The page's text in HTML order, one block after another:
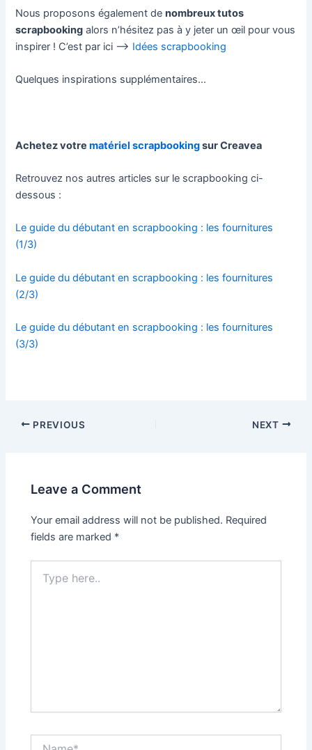
Nous proposons également denombreux tutos
scrapbooking alors n’hésitez pas à y jeter un œil pour vous
inspirer ! C’est par ici –> Idées scrapbooking
Quelques inspirations supplémentaires…
Achetez votrematériel scrapbookingsur Creavea
Retrouvez nos autres articles sur le scrapbooking ci-
dessous :
Le guide du débutant en scrapbooking : les fournitures
(1/3)
Le guide du débutant en scrapbooking : les fournitures
(2/3)
Le guide du débutant en scrapbooking : les fournitures
(3/3)
Post
PREVIOUS NEXT
Leave a Comment
Your email address will not be published. Required
fields are marked *
here..